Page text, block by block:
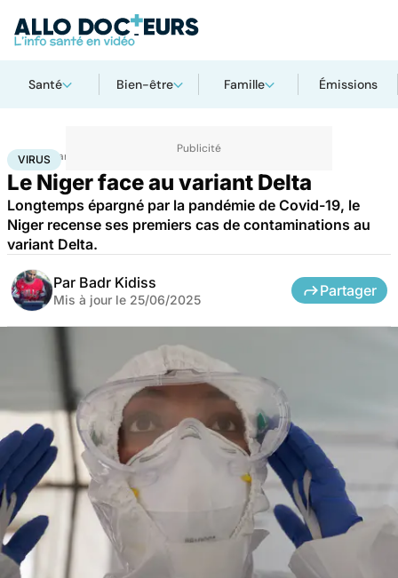
Santé Bien-être Famille Émissions
Accueil Santé Maladies infectieuses
VIRUS
Le Niger face au variant Delta
Longtemps épargné par la pandémie de Covid-19, le
Niger recense ses premiers cas de contaminations au
variant Delta.
Par Badr Kidiss
Mis à jour le 25/06/2025
Partager